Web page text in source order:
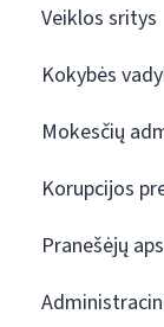
Veiklos sritys
Kokybės
Mokesčių
Korupcijos
Pranešėjų